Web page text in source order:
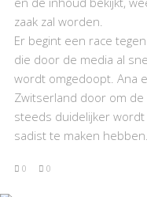
zaak zal worden.
Er begint een race
die door de media al
wordt omgedoopt. Ana
Zwitserland door om
steeds duidelijker
sadist te maken
0 0